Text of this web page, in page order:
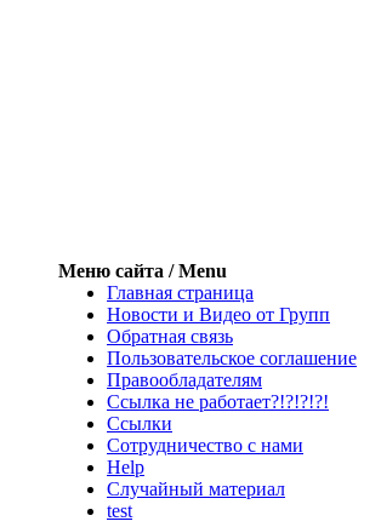
Меню сайта / Menu
Главная страница
Новости и Видео от Групп
Обратная связь
Пользовательское соглашение
Правообладателям
Ссылка не работает?!?!?!?!
Ссылки
Сотрудничество с нами
Help
Cлучайный материал
test